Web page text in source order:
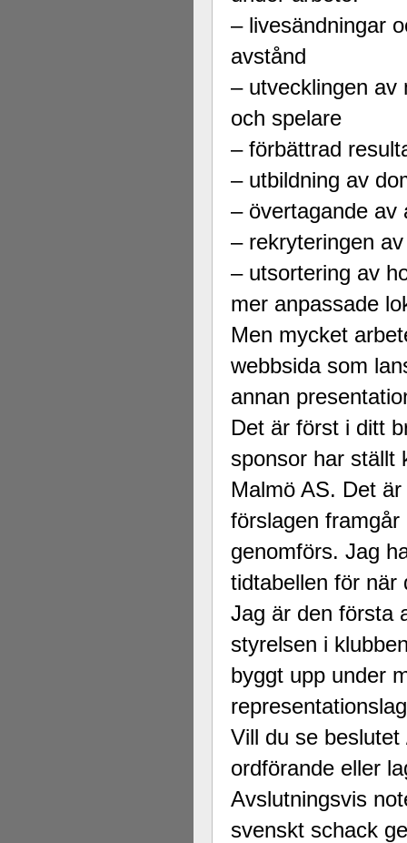
– livesändningar
avstånd
– utvecklingen av
och spelare
– förbättrad
– utbildning av
– övertagande av
– rekryteringen
– utsortering av
mer anpassade
Men mycket
webbsida som
annan
Det är först i ditt
sponsor har ställt
Malmö AS. Det
förslagen
genomförs. Jag
tidtabellen för när
Jag är den första
styrelsen i
byggt upp under
Vill du se
ordförande eller
Avslutningsvis
svenskt schack